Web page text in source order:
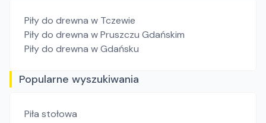
Piły do drewna w Tczewie
Piły do drewna w Pruszczu Gdańskim
Piły do drewna w Gdańsku
Popularne wyszukiwania
Piła stołowa